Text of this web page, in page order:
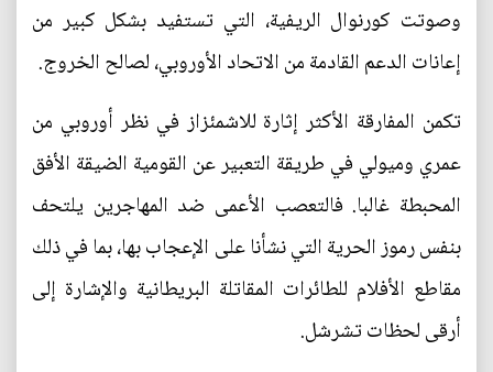
وصوتت كورنوال الريفية، التي تستفيد بشكل كبير من
إعانات الدعم القادمة من الاتحاد الأوروبي، لصالح الخروج.
تكمن المفارقة الأكثر إثارة للاشمئزاز في نظر أوروبي من
عمري وميولي في طريقة التعبير عن القومية الضيقة الأفق
المحبطة غالبا. فالتعصب الأعمى ضد المهاجرين يلتحف
بنفس رموز الحرية التي نشأنا على الإعجاب بها، بما في ذلك
مقاطع الأفلام للطائرات المقاتلة البريطانية والإشارة إلى
أرقى لحظات تشرشل.